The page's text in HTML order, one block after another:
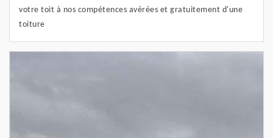
votre toit à nos compétences avérées et gratuitement d'une
toiture